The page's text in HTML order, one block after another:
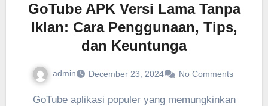
GoTube APK Versi Lama Tanpa
Iklan: Cara Penggunaan, Tips,
dan Keuntunga
admin December 23, 2024 No Comments
GoTube aplikasi populer yang memungkinkan